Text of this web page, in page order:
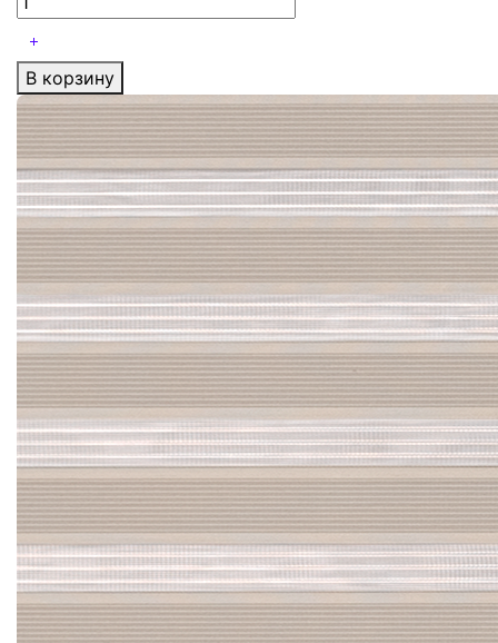
В корзину